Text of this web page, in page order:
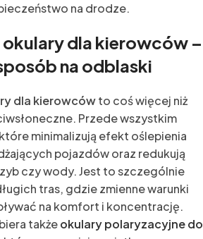
na drodze.
dla kierowców –
na odblaski
dla kierowcówto coś więcej niż
Przede wszystkim
minimalizują efekt oślepienia
pojazdów oraz redukują
czy wody. Jest to szczególnie
tras, gdzie zmienne warunki
na komfort i koncentrację.
takżeokulary polaryzacyjne do